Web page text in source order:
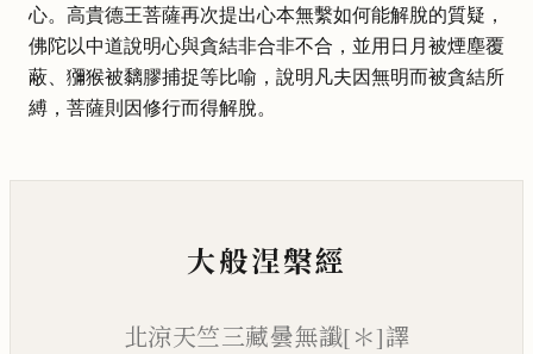
心。高貴德王菩薩再次提出心本無繫如何能解脫的質疑，
佛陀以中道說明心與貪結非合非不合，並用日月被煙塵覆
蔽、獼猴被黐膠捕捉等比喻，說明凡夫因無明而被貪結所
縛，菩薩則因修行而得解脫。
大般涅槃經
北涼天竺三藏曇無讖[＊]譯